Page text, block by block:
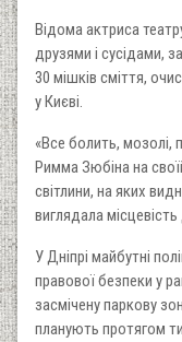
Відома актриса
друзями і сусідами,
30 мішків сміття,
у Києві.
«Все болить, мозолі,
Римма Зюбіна на
світлини, на яких
виглядала
У Дніпрі майбутні
правової безпеки у
засмічену паркову
планують протягом